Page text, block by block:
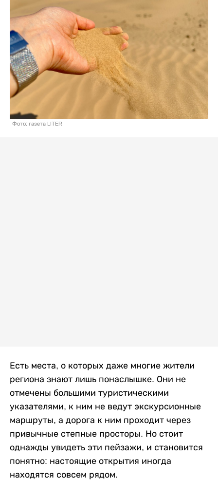
Фото: газета LITER
Есть места, о которых даже многие жители
региона знают лишь понаслышке. Они не
отмечены большими туристическими
указателями, к ним не ведут экскурсионные
маршруты, а дорога к ним проходит через
привычные степные просторы. Но стоит
однажды увидеть эти пейзажи, и становится
понятно: настоящие открытия иногда
находятся совсем рядом.